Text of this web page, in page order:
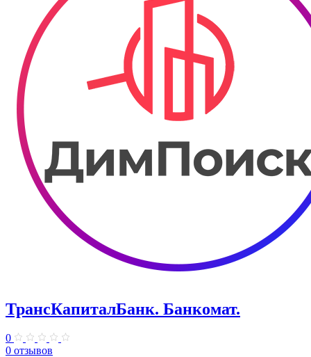
ТрансКапиталБанк. Банкомат.
0
0 отзывов